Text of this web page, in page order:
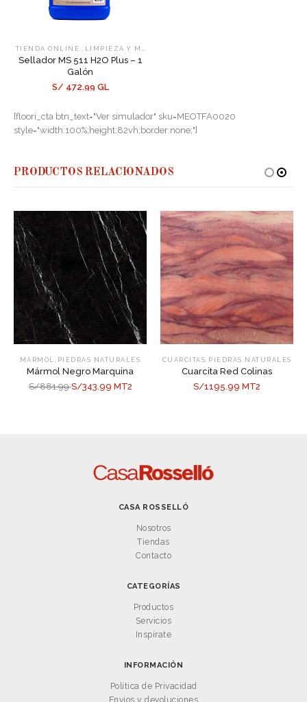
.TIENDA ONLINE. LIMPIEZA Y MANTENIMIENTO
Sellador MS 511 H2O Plus – 1
Galón
S/ 472.99 GL
[floori_cta btn_text="Ver simulador" sku=MEOTFA0020
style="width:100%;height:82vh;border:none;"]
PRODUCTOS RELACIONADOS
MÁRMOL PIEDRAS NATURALES
Mármol Negro Marquina
S/881.99S/343.99 MT2
CUARCITAS PIEDRAS NATURALES
Cuarcita Red Colinas
S/1195.99 MT2
CASA ROSSELLÓ
Nosotros
Tiendas
Contacto
CATEGORÍAS
Productos
Servicios
Inspírate
INFORMACIÓN
Política de Privacidad